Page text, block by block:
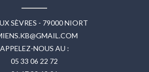
SÈVRES - 79000 NIORT
APPELEZ-NOUS AU :
05 33 06 22 72